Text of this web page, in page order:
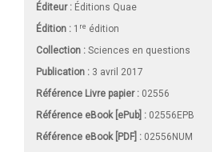
Éditeur : Éditions Quae
Édition : 1 re édition
Collection : Sciences en questions
Publication : 3 avril 2017
Référence Livre papier : 02556
Référence eBook [ePub] : 02556EPB
Référence eBook [PDF] : 02556NUM